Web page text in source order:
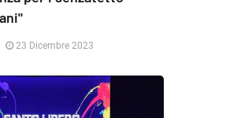
23 Dicembre 2023